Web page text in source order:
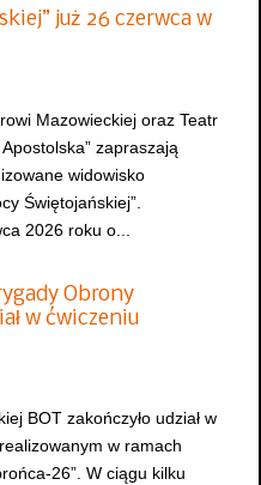
już 26 czerwca w
Mazowieckiej oraz Teatr
zapraszają
widowisko
Świętojańskiej”.
2026 roku o...
Obrony
w ćwiczeniu
BOT zakończyło udział w
w ramach
26”. W ciągu kilku